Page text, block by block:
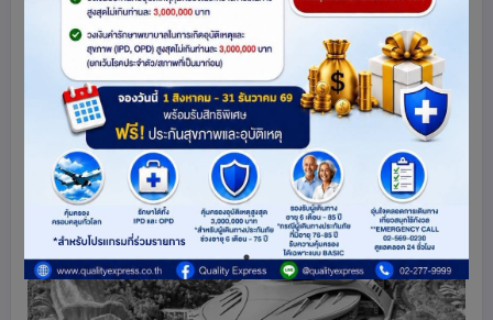
คืน โดยสายการบิน Air Macau (NX)
จีน มาเก๊า 740 share
ดูโปรแกรมทัวร์